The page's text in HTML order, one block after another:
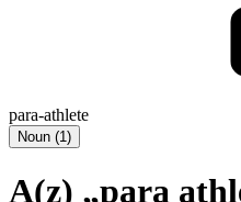
para-athlete
Noun (1)
A(z) „para